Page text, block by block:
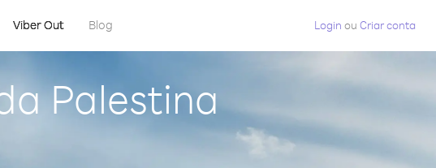
Viber Out Blog Login ou Criar conta
Palestina